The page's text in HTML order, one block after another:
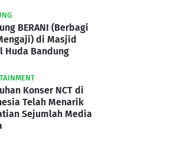
BERANI (Berbagi
di Masjid
Huda Bandung
Konser NCT di
Telah Menarik
Sejumlah Media